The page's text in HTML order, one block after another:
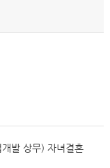
발 상무) 자녀결혼